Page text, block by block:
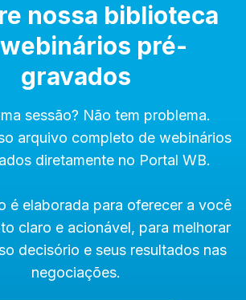
nossa biblioteca
pré-
gravados
sessão? Não tem problema.
arquivo completo de webinários
diretamente no Portal WB.
é elaborada para oferecer a você
claro e acionável, para melhorar
decisório e seus resultados nas
negociações.